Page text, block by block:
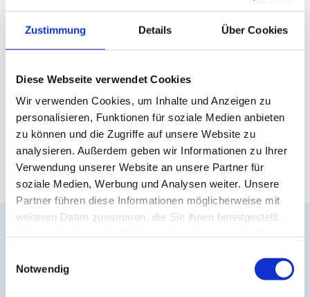
Zustimmung Details Über Cookies
Diese Webseite verwendet Cookies
Wir verwenden Cookies, um Inhalte und Anzeigen zu
personalisieren, Funktionen für soziale Medien anbieten
zu können und die Zugriffe auf unsere Website zu
analysieren. Außerdem geben wir Informationen zu Ihrer
Verwendung unserer Website an unsere Partner für
soziale Medien, Werbung und Analysen weiter. Unsere
Partner führen diese Informationen möglicherweise mit
weiteren Daten zusammen, die Sie ihnen bereitgestellt
Notwendig
empfohlen, um Schäden zu verhindern.
Schutzvorrichtungen, wie Sicherungen
oder Leistungsschalter, erfassen
Zurück zum Glossar